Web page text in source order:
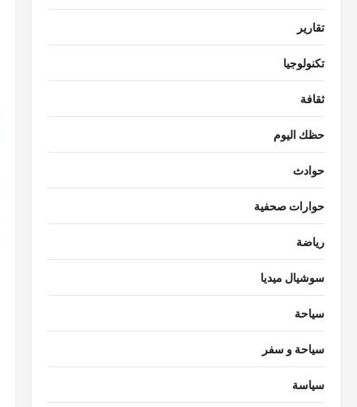
تقارير
تكنولوجيا
ثقافة
حظك اليوم
حوادث
حوارات صحفية
رياضة
سوشيال ميديا
سياحة
سياحة و سفر
سياسة